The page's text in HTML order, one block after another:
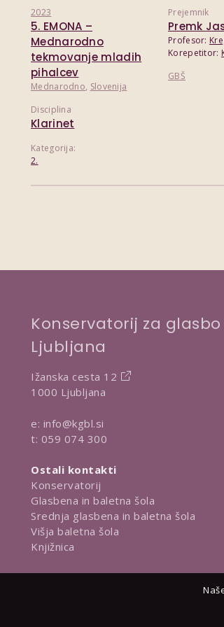
2023
5. EMONA –
Mednarodno
tekmovanje mladih
pihalcev
Mednarodno, Slovenija
Disciplina
Klarinet
Kategorija:
2.
Prejemnik
Premk
Profesor:
Korepetitor:
GBŠ
Konservatorij za
Ljubljana
Ižanska cesta 12
1000 Ljubljana
e: info@kgbl.si
t: 059 074 300
Ostali kontakti
Konservatorij
Glasbena in baletna šola
Srednja glasbena in baletna šola
Višja baletna šola
Knjižnica